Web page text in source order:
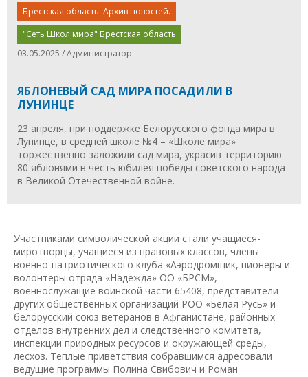
Брестская область. Архив новостей.
"Сеть Школ мира" Брестская область
03.05.2025 / Администратор
ЯБЛОНЕВЫЙ САД МИРА ПОСАДИЛИ В
ЛУНИНЦЕ
23 апреля, при поддержке Белорусского фонда мира в
Лунинце, в средней школе №4 – «Школе мира»
торжественно заложили сад мира, украсив территорию
80 яблонями в честь юбилея победы советского народа
в Великой Отечественной войне.
Участниками символической акции стали учащиеся-
миротворцы, учащиеся из правовых классов, члены
военно-патриотического клуба «Аэродромщик, пионеры и
волонтеры отряда «Надежда» ОО «БРСМ»,
военнослужащие воинской части 65408, представители
других общественных организаций РОО «Белая Русь» и
белорусский союз ветеранов в Афганистане, районных
отделов внутренних дел и следственного комитета,
инспекции природных ресурсов и окружающей среды,
лесхоз. Теплые приветствия собравшимся адресовали
ведущие программы Полина Свибович и Роман